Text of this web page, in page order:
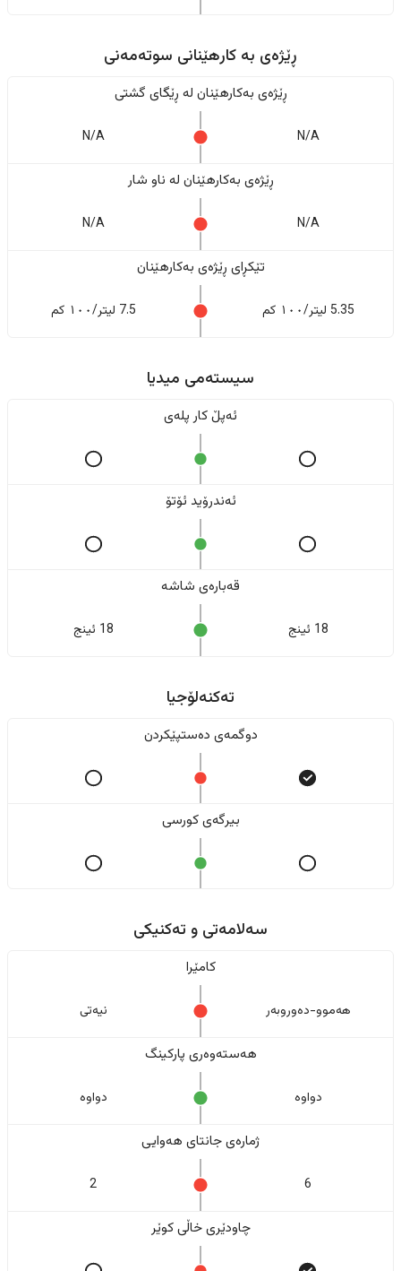
ڕێژەى به کارهێنانی سوتەمەنی
ڕێژەى بەکارهێنان له ڕێگای گشتی
N/A
N/A
ڕێژەى بەکارهێنان له ناو شار
N/A
N/A
تێکڕای ڕێژەى بەکارهێنان
5.35 لیتر/١٠٠ کم 7.5 لیتر/١٠٠ کم
سیستەمی میدیا
ئەپڵ کار پلەی
ئەندرۆید ئۆتۆ
قەبارەی شاشە
18 ئینج 18 ئینج
تەکنەلۆجیا
دوگمەی دەستپێکردن
بیرگەی کورسی
سەلامەتی و تەکنیکی
کامێرا
هەموو-دەوروبەر نیەتی
هەستەوەری پارکینگ
دواوە دواوە
ژمارەی جانتای هەوایی
6
2
چاودێری خاڵی کوێر